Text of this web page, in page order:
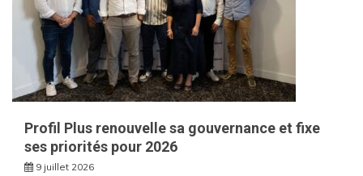
Profil Plus renouvelle sa gouvernance et fixe
ses priorités pour 2026
9 juillet 2026